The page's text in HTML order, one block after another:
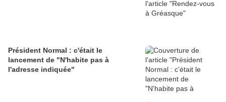
Président Normal : c'était le
lancement de "N'habite pas à
l'adresse indiquée"